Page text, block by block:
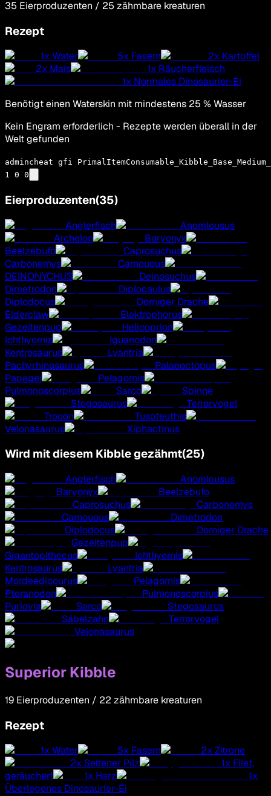
35 Eierproduzenten / 25 zähmbare kreaturen
Rezept
1xWater 5x Fasern 2x Kartoffel
2x Mais 1x Räucherfleisch
1x Normales Dinosaurier-Ei
Benötigt einen Waterskin mit mindestens 25 % Wasser
Kein Engram erforderlich - Rezepte werden überall in der
Welt gefunden
admincheat gfi
1 0 0
Eierproduzenten(35)
Anglerfisch
Anomlousus
Archelon
Baryonyx
Beelzebufo
Caprosuchus
Carbonemys
Carnouous
DEINONYCHUS
Deinosuchus
Dimetrodon
Diplocaulus
Diplodocus
Dorniger Drache
Elderclaw
Elektrophorus
Gezeitenpup
Helicoprion
Ichthyornis
Iguanodon
Kentrosaurus
Lyantria
Pachyrhinosaurus
Palaeoctopus
Papagei
Pelagornis
Pulmonoscorpius
Sarco
Spinne
Stegosaurus
Terrorvogel
Trooon
Tusoteuthis
Velonasaurus
Xiphactinus
Wird mit diesem Kibble gezähmt(25)
Anglerfisch
Anomlousus
Baryonyx
Beelzebufo
Caprosuchus
Carbonemys
Carnouous
Dimetrodon
Diplodocus
Dorniger Drache
Gezeitenpup
Gigantopithecus
Ichthyornis
Kentrosaurus
Lyantria
Mordeedicourus
Pelagornis
Pteranodon
Pulmonoscorpius
Purlovia
Sarco
Stegosaurus
Säbelzahn
Terrorvogel
Velonasaurus
Superior Kibble
19 Eierproduzenten / 22 zähmbare kreaturen
Rezept
1xWater 5x Fasern 2xZitrone
2x Seltener Pilz 1x Filet,
geräuchert
1x Harz 1x
Überlegenes Dinosaurier-Ei